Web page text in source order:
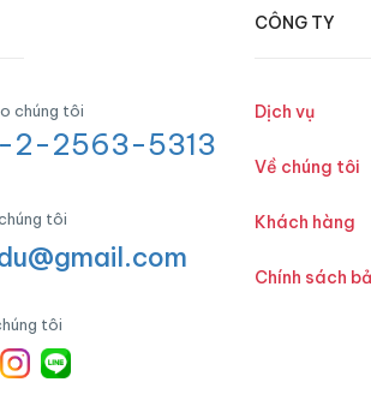
chúng tôi
2-2563-5313
tôi
tôi
CÔNG TY
Dịch vụ
Về chúng tôi
Khách hàng
Chính sách